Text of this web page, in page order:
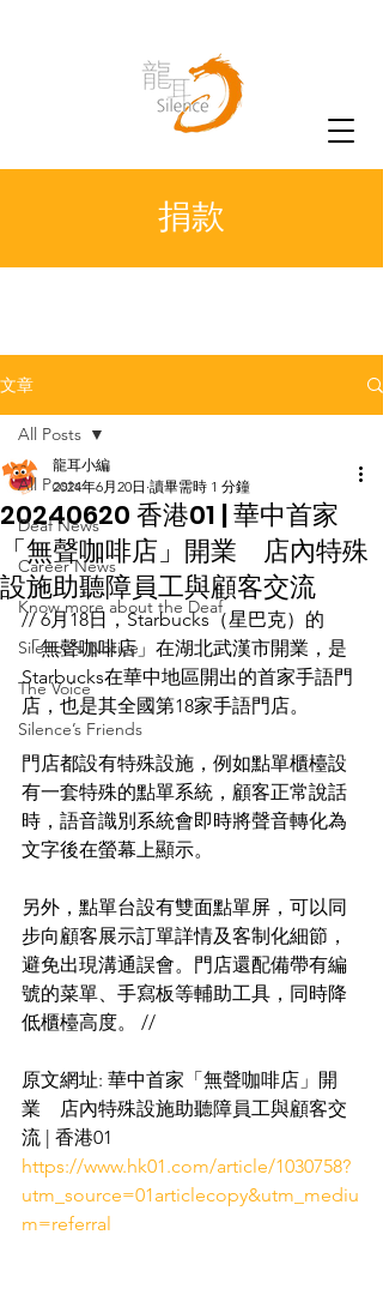
捐款
文章
All Posts
Deaf News
Career News
Know more about the Deaf
Silence's Notice
The Voice
Silence’s Friends
All Posts
20240620 香港01 | 華中首家
「無聲咖啡店」開業 店內特殊
設施助聽障員工與顧客交流
龍耳小編
2024年6月20日 讀畢需時 1 分鐘
// 6月18日，Starbucks（星巴克）的
「無聲咖啡店」在湖北武漢市開業，是
Starbucks在華中地區開出的首家手語門
店，也是其全國第18家手語門店。
門店都設有特殊設施，例如點單櫃檯設
有一套特殊的點單系統，顧客正常說話
時，語音識別系統會即時將聲音轉化為
文字後在螢幕上顯示。
另外，點單台設有雙面點單屏，可以同
步向顧客展示訂單詳情及客制化細節，
避免出現溝通誤會。門店還配備帶有編
號的菜單、手寫板等輔助工具，同時降
低櫃檯高度。 //
原文網址: 華中首家「無聲咖啡店」開
業　店內特殊設施助聽障員工與顧客交
流 | 香港01
https://www.hk01.com/article/1030758?
utm_source=01articlecopy&utm_mediu
m=referral